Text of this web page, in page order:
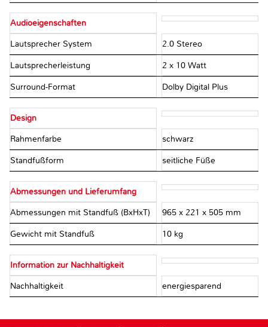
Audioeigenschaften
Lautsprecher System 2.0 Stereo
Lautsprecherleistung 2 x 10 Watt
Surround-Format Dolby Digital Plus
Design
Rahmenfarbe schwarz
Standfußform seitliche Füße
Abmessungen und Lieferumfang
Abmessungen mit Standfuß (BxHxT) 965 x 221 x 505 mm
Gewicht mit Standfuß 10 kg
Information zur Nachhaltigkeit
Nachhaltigkeit energiesparend